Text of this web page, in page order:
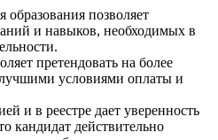
позволяет
и навыков, необходимых в
претендовать на более
условиями оплаты и
и в реестре дает уверенность
кандидат действительно